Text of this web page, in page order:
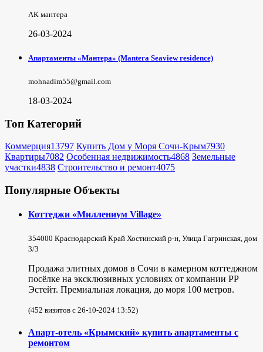
АК мантера
26-03-2024
Апартаменты «Мантера» (Mantera Seaview rеsidence)
mohnadim55@gmail.com
18-03-2024
Топ Категорий
Коммерция13797 Купить Дом у Моря Сочи-Крым7930
Квартиры7082 Особенная недвижимость4868 Земельные
участки4838 Строительство и ремонт4075
Популярные Объекты
Коттеджи «Миллениум Village»
354000 Краснодарский Край Хостинский р-н, Улица Гагринская, дом
3/3
Продажа элитных домов в Сочи в камерном коттеджном
посёлке на эксклюзивных условиях от компании РР
Эстейт. Премиальная локация, до моря 100 метров.
(452 визитов с 26-10-2024 13:52)
Апарт-отель «Крымский» купить апартаменты с
ремонтом